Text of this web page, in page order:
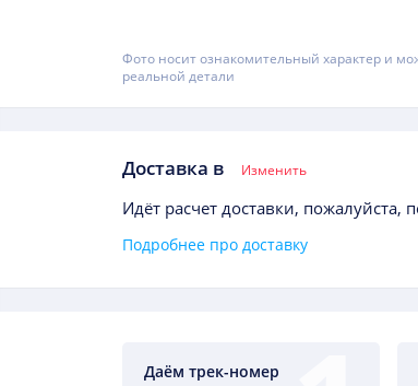
Фото носит ознакомительный характер и
реальной детали
Доставка в Изменить
Идёт расчет доставки, пожалуйста,
Подробнее про доставку
Даём трек-номер